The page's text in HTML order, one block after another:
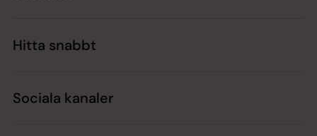
Hitta snabbt
Sociala kanaler